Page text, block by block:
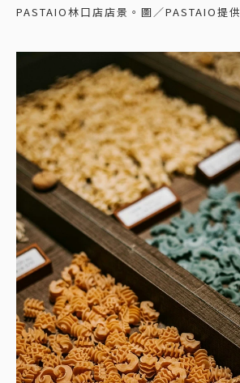
PASTAIO林口店店景。圖／PASTAIO提供